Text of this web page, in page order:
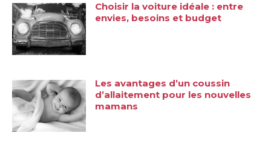
Choisir la voiture idéale : entre
envies, besoins et budget
Les avantages d’un coussin
d’allaitement pour les nouvelles
mamans